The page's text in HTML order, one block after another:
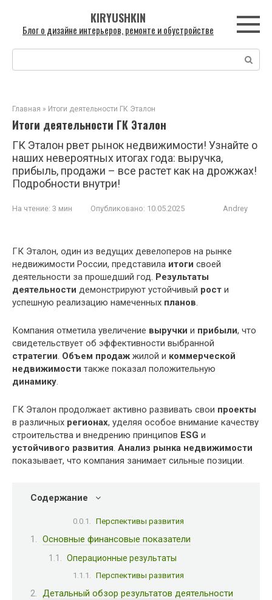
контенту
KIRYUSHKIN
Блог о дизайне интерьеров, ремонте и обустройстве
Поиск:
Главная » Итоги деятельности ГК Эталон
Итоги деятельности ГК Эталон
ГК Эталон рвет рынок недвижимости! Узнайте о
наших невероятных итогах года: выручка,
прибыль, продажи – все растет как на дрожжах!
Подробности внутри!
На чтение: 3 мин Опубликовано: 10.05.2025 Andrey
ГК Эталон, один из ведущих девелоперов на рынке
недвижимости России, представила итоги своей
деятельности за прошедший год. Результаты
деятельности демонстрируют устойчивый рост и
успешную реализацию намеченных планов.
Компания отметила увеличение выручки и прибыли, что
свидетельствует об эффективности выбранной
стратегии. Объем продаж жилой и коммерческой
недвижимости также показал положительную
динамику.
ГК Эталон продолжает активно развивать свои проекты
в различных регионах, уделяя особое внимание качеству
строительства и внедрению принципов ESG и
устойчивого развития. Анализ рынка недвижимости
показывает, что компания занимает сильные позиции.
Содержание
Перспективы развития
Основные финансовые показатели
Операционные результаты
Перспективы развития
Детальный обзор результатов деятельности